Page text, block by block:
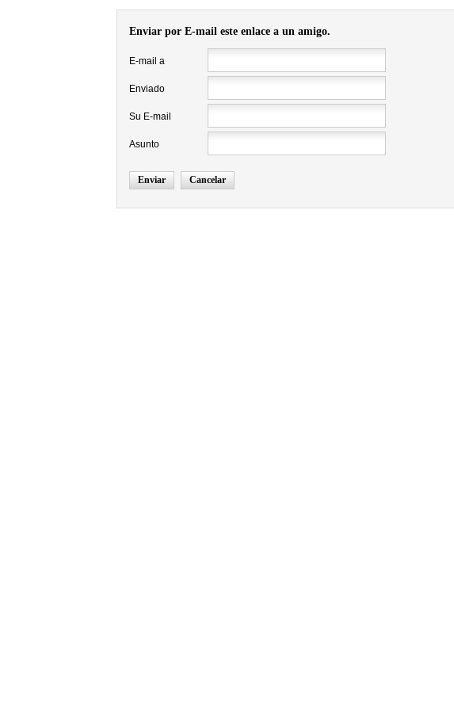
Enviar por E-mail este enlace a un amigo.
E-mail a
Enviado
Su E-mail
Asunto
Enviar Cancelar